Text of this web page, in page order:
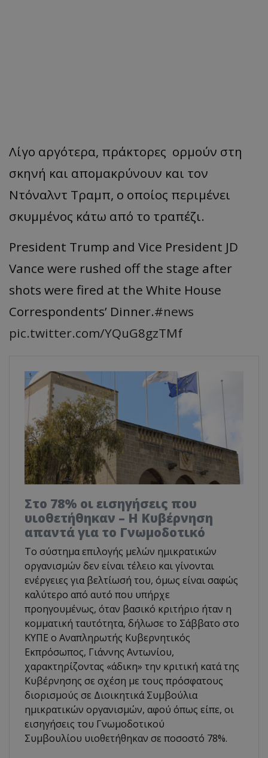
Λίγο αργότερα, πράκτορες ορμούν στη
σκηνή και απομακρύνουν και τον
Ντόναλντ Τραμπ, ο οποίος περιμένει
σκυμμένος κάτω από το τραπέζι.
President Trump and Vice President JD
Vance were rushed off the stage after
shots were fired at the White House
Correspondents’ Dinner.#news
pic.twitter.com/YQuG8gzTMf
Στο 78% οι εισηγήσεις που
υιοθετήθηκαν – Η Κυβέρνηση
απαντά για το Γνωμοδοτικό
Το σύστημα επιλογής μελών ημικρατικών
οργανισμών δεν είναι τέλειο και γίνονται
ενέργειες για βελτίωσή του, όμως είναι σαφώς
καλύτερο από αυτό που υπήρχε
προηγουμένως, όταν βασικό κριτήριο ήταν η
κομματική ταυτότητα, δήλωσε το Σάββατο στο
ΚΥΠΕ ο Αναπληρωτής Κυβερνητικός
Εκπρόσωπος, Γιάννης Αντωνίου,
χαρακτηρίζοντας «άδικη» την κριτική κατά της
Κυβέρνησης σε σχέση με τους πρόσφατους
διορισμούς σε Διοικητικά Συμβούλια
ημικρατικών οργανισμών, αφού όπως είπε, οι
εισηγήσεις του Γνωμοδοτικού
Συμβουλίου υιοθετήθηκαν σε ποσοστό 78%.